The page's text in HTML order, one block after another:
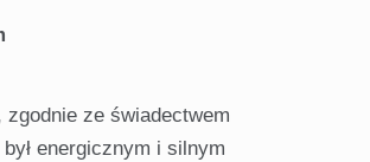
zgodnie ze świadectwem
energicznym i silnym